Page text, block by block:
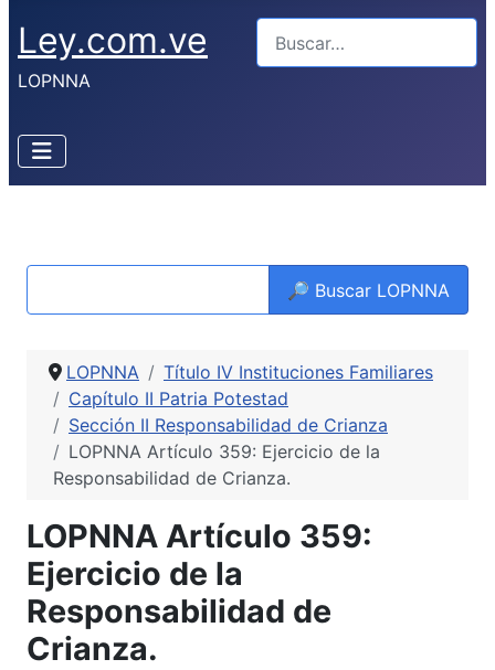
Ley.com.ve
LOPNNA
🔎 Buscar LOPNNA
LOPNNA
Título IV Instituciones Familiares
Capítulo II Patria Potestad
Sección II Responsabilidad de Crianza
LOPNNA Artículo 359: Ejercicio de la
Responsabilidad de Crianza.
LOPNNA Artículo 359:
Ejercicio de la
Responsabilidad de
Crianza.